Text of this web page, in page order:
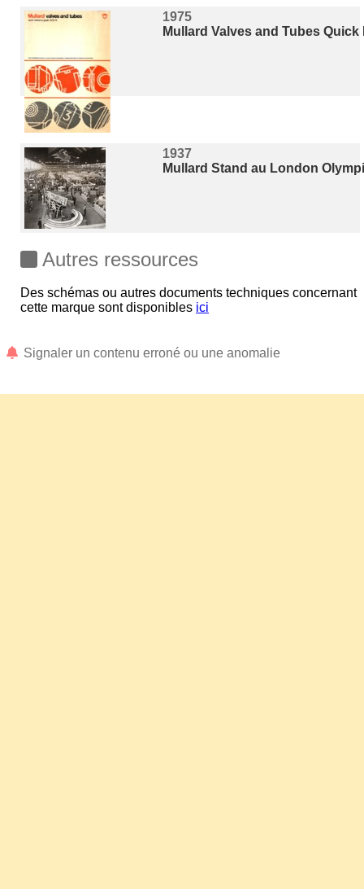
1975
Mullard Valves and Tubes
1937
Mullard Stand au London
Autres ressources
Des schémas ou autres documents techniques concernant
cette marque sont disponibles ici
Signaler un contenu erroné ou une anomalie